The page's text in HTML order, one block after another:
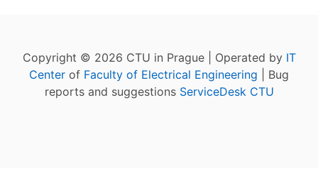
Copyright © 2026 CTU in Prague | Operated by IT
Center of Faculty of Electrical Engineering | Bug
reports and suggestions ServiceDesk CTU